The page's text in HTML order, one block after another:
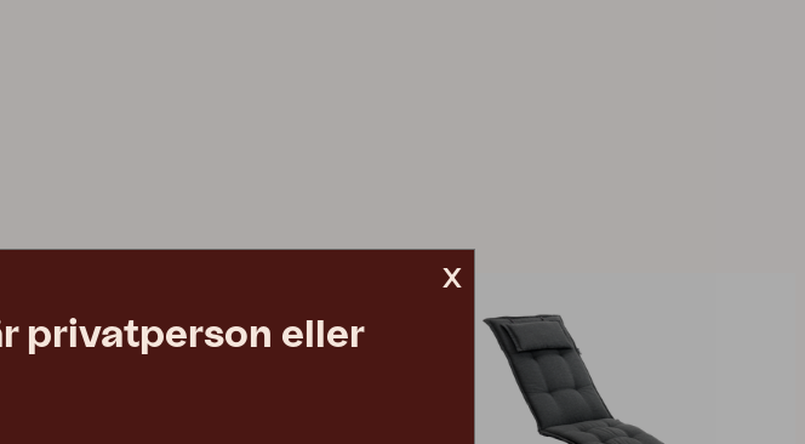
x
privatperson eller